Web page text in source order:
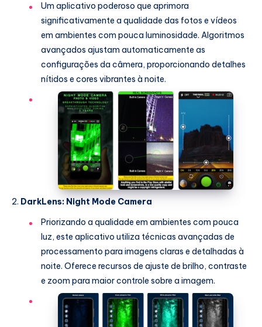
Um aplicativo poderoso que aprimora
significativamente a qualidade das fotos e vídeos
em ambientes com pouca luminosidade. Algoritmos
avançados ajustam automaticamente as
configurações da câmera, proporcionando detalhes
nítidos e cores vibrantes à noite.
DarkLens: Night Mode Camera
Priorizando a qualidade em ambientes com pouca
luz, este aplicativo utiliza técnicas avançadas de
processamento para imagens claras e detalhadas à
noite. Oferece recursos de ajuste de brilho, contraste
e zoom para maior controle sobre a imagem.